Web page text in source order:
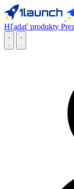
Hľadať produkty